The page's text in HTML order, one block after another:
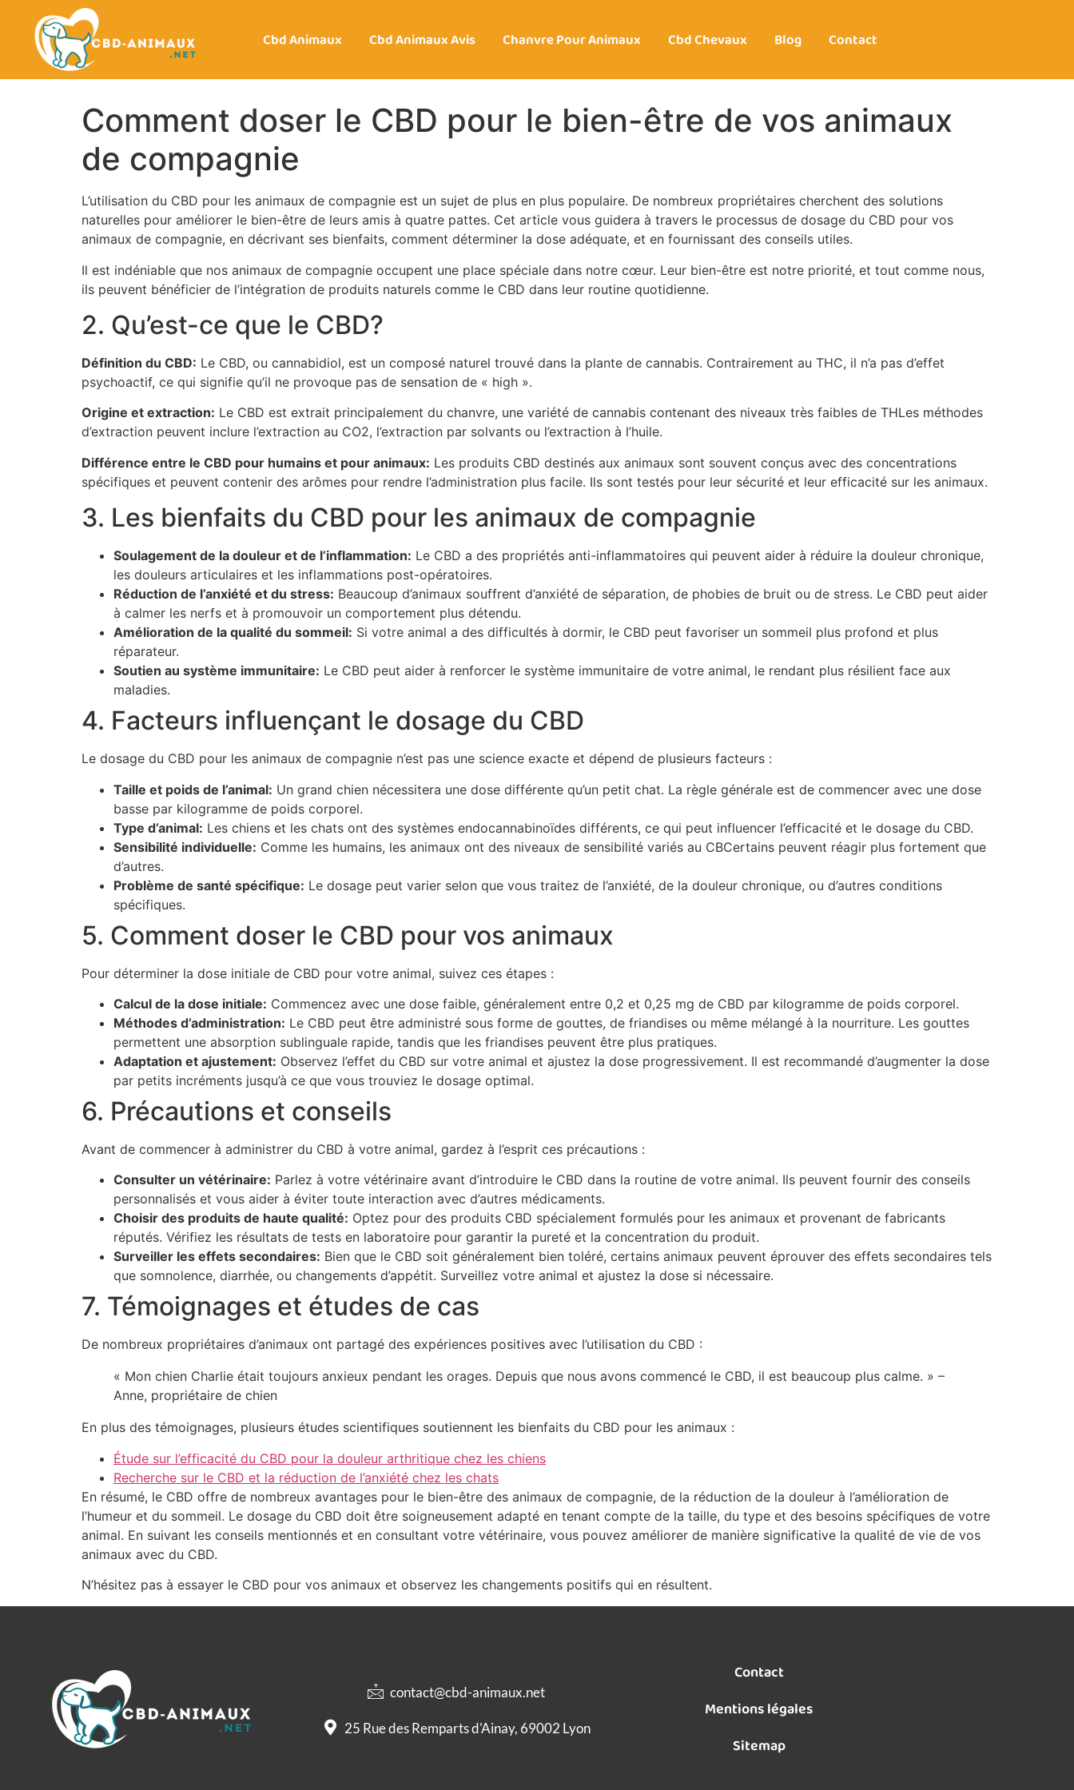
Cbd Animaux Cbd Animaux Avis Chanvre Pour Animaux Cbd Chevaux Blog Contact
Comment doser le CBD pour le bien-être de vos animaux
de compagnie
L’utilisation du CBD pour les animaux de compagnie est un sujet de plus en plus populaire. De nombreux propriétaires cherchent des solutions
naturelles pour améliorer le bien-être de leurs amis à quatre pattes. Cet article vous guidera à travers le processus de dosage du CBD pour vos
animaux de compagnie, en décrivant ses bienfaits, comment déterminer la dose adéquate, et en fournissant des conseils utiles.
Il est indéniable que nos animaux de compagnie occupent une place spéciale dans notre cœur. Leur bien-être est notre priorité, et tout comme nous,
ils peuvent bénéficier de l’intégration de produits naturels comme le CBD dans leur routine quotidienne.
2. Qu’est-ce que le CBD?
Définition du CBD: Le CBD, ou cannabidiol, est un composé naturel trouvé dans la plante de cannabis. Contrairement au THC, il n’a pas d’effet
psychoactif, ce qui signifie qu’il ne provoque pas de sensation de « high ».
Origine et extraction: Le CBD est extrait principalement du chanvre, une variété de cannabis contenant des niveaux très faibles de THLes méthodes
d’extraction peuvent inclure l’extraction au CO2, l’extraction par solvants ou l’extraction à l’huile.
Différence entre le CBD pour humains et pour animaux: Les produits CBD destinés aux animaux sont souvent conçus avec des concentrations
spécifiques et peuvent contenir des arômes pour rendre l’administration plus facile. Ils sont testés pour leur sécurité et leur efficacité sur les animaux.
3. Les bienfaits du CBD pour les animaux de compagnie
Soulagement de la douleur et de l’inflammation: Le CBD a des propriétés anti-inflammatoires qui peuvent aider à réduire la douleur chronique,
les douleurs articulaires et les inflammations post-opératoires.
Réduction de l’anxiété et du stress: Beaucoup d’animaux souffrent d’anxiété de séparation, de phobies de bruit ou de stress. Le CBD peut aider
à calmer les nerfs et à promouvoir un comportement plus détendu.
Amélioration de la qualité du sommeil: Si votre animal a des difficultés à dormir, le CBD peut favoriser un sommeil plus profond et plus
réparateur.
Soutien au système immunitaire: Le CBD peut aider à renforcer le système immunitaire de votre animal, le rendant plus résilient face aux
maladies.
4. Facteurs influençant le dosage du CBD
Le dosage du CBD pour les animaux de compagnie n’est pas une science exacte et dépend de plusieurs facteurs :
Taille et poids de l’animal: Un grand chien nécessitera une dose différente qu’un petit chat. La règle générale est de commencer avec une dose
basse par kilogramme de poids corporel.
Type d’animal: Les chiens et les chats ont des systèmes endocannabinoïdes différents, ce qui peut influencer l’efficacité et le dosage du CBD.
Sensibilité individuelle: Comme les humains, les animaux ont des niveaux de sensibilité variés au CBCertains peuvent réagir plus fortement que
d’autres.
Problème de santé spécifique: Le dosage peut varier selon que vous traitez de l’anxiété, de la douleur chronique, ou d’autres conditions
spécifiques.
5. Comment doser le CBD pour vos animaux
Pour déterminer la dose initiale de CBD pour votre animal, suivez ces étapes :
Calcul de la dose initiale: Commencez avec une dose faible, généralement entre 0,2 et 0,25 mg de CBD par kilogramme de poids corporel.
Méthodes d’administration: Le CBD peut être administré sous forme de gouttes, de friandises ou même mélangé à la nourriture. Les gouttes
permettent une absorption sublinguale rapide, tandis que les friandises peuvent être plus pratiques.
Adaptation et ajustement: Observez l’effet du CBD sur votre animal et ajustez la dose progressivement. Il est recommandé d’augmenter la dose
par petits incréments jusqu’à ce que vous trouviez le dosage optimal.
6. Précautions et conseils
Avant de commencer à administrer du CBD à votre animal, gardez à l’esprit ces précautions :
Consulter un vétérinaire: Parlez à votre vétérinaire avant d’introduire le CBD dans la routine de votre animal. Ils peuvent fournir des conseils
personnalisés et vous aider à éviter toute interaction avec d’autres médicaments.
Choisir des produits de haute qualité: Optez pour des produits CBD spécialement formulés pour les animaux et provenant de fabricants
réputés. Vérifiez les résultats de tests en laboratoire pour garantir la pureté et la concentration du produit.
Surveiller les effets secondaires: Bien que le CBD soit généralement bien toléré, certains animaux peuvent éprouver des effets secondaires tels
que somnolence, diarrhée, ou changements d’appétit. Surveillez votre animal et ajustez la dose si nécessaire.
7. Témoignages et études de cas
De nombreux propriétaires d’animaux ont partagé des expériences positives avec l’utilisation du CBD :
« Mon chien Charlie était toujours anxieux pendant les orages. Depuis que nous avons commencé le CBD, il est beaucoup plus calme. » –
Anne, propriétaire de chien
En plus des témoignages, plusieurs études scientifiques soutiennent les bienfaits du CBD pour les animaux :
Étude sur l’efficacité du CBD pour la douleur arthritique chez les chiens
Recherche sur le CBD et la réduction de l’anxiété chez les chats
En résumé, le CBD offre de nombreux avantages pour le bien-être des animaux de compagnie, de la réduction de la douleur à l’amélioration de
l’humeur et du sommeil. Le dosage du CBD doit être soigneusement adapté en tenant compte de la taille, du type et des besoins spécifiques de votre
animal. En suivant les conseils mentionnés et en consultant votre vétérinaire, vous pouvez améliorer de manière significative la qualité de vie de vos
animaux avec du CBD.
N’hésitez pas à essayer le CBD pour vos animaux et observez les changements positifs qui en résultent.
contact@cbd-animaux.net
25 Rue des Remparts d'Ainay, 69002 Lyon
Contact
Mentions légales
Sitemap